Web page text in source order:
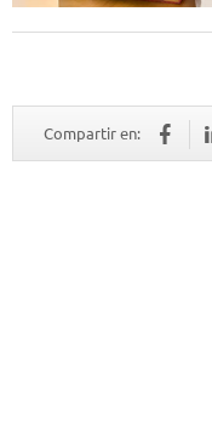
Compartir en: